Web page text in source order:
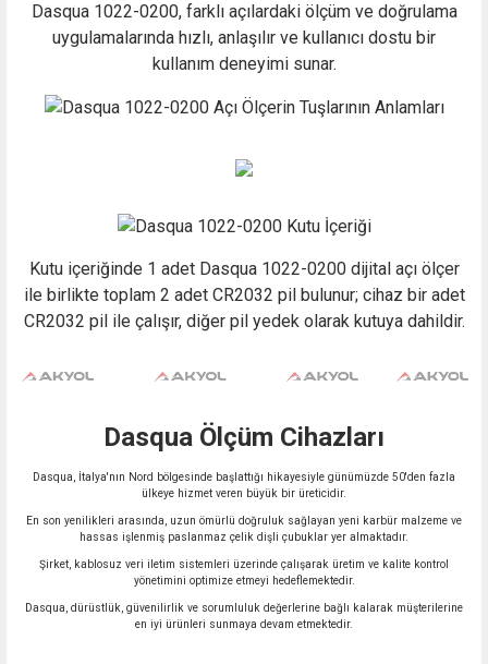
Dasqua 1022-0200, farklı açılardaki ölçüm ve doğrulama
uygulamalarında hızlı, anlaşılır ve kullanıcı dostu bir
kullanım deneyimi sunar.
Kutu içeriğinde 1 adet Dasqua 1022-0200 dijital açı ölçer
ile birlikte toplam 2 adet CR2032 pil bulunur; cihaz bir adet
CR2032 pil ile çalışır, diğer pil yedek olarak kutuya dahildir.
Dasqua Ölçüm Cihazları
Dasqua, İtalya'nın Nord bölgesinde başlattığı hikayesiyle günümüzde 50'den fazla
ülkeye hizmet veren büyük bir üreticidir.
En son yenilikleri arasında, uzun ömürlü doğruluk sağlayan yeni karbür malzeme ve
hassas işlenmiş paslanmaz çelik dişli çubuklar yer almaktadır.
Şirket, kablosuz veri iletim sistemleri üzerinde çalışarak üretim ve kalite kontrol
yönetimini optimize etmeyi hedeflemektedir.
Dasqua, dürüstlük, güvenilirlik ve sorumluluk değerlerine bağlı kalarak müşterilerine
en iyi ürünleri sunmaya devam etmektedir.